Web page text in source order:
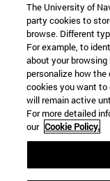
The University of
party cookies to
browse. Different
For example, to
about your
personalize how
cookies you want to
will remain active
For more detailed
our Cookie Policy.